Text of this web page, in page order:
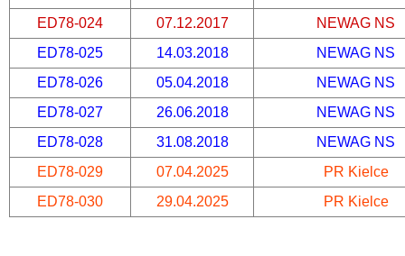
ED78-024
07.12.2017
NEWAG NS
ED78-025
14.03.2018
NEWAG NS
ED78-026
05.04.2018
NEWAG NS
ED78-027
26.06.2018
NEWAG NS
ED78-028
31.08.2018
NEWAG NS
ED78-029
07.04.2025
PR Kielce
ED78-030
29.04.2025 PR Kielce